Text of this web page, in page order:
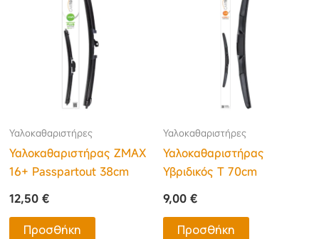
Υαλοκαθαριστήρες
Υαλοκαθαριστήρας ΖΜΑΧ
16+ Passpartout 38cm
12,50€
Προσθήκη
Υαλοκαθαριστήρες
Υαλοκαθαριστήρας
Υβριδικός Τ 70cm
9,00 €
Προσθήκη